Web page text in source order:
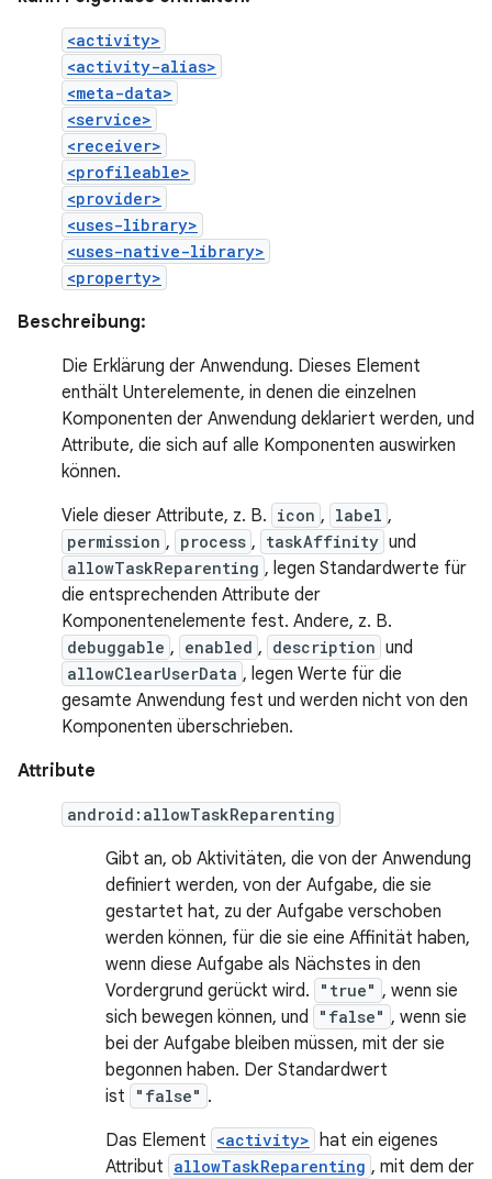
<activity>
<activity-alias>
<meta-data>
<service>
<receiver>
<profileable>
<provider>
<uses-library>
<uses-native-library>
<property>
Beschreibung:
Die Erklärung der Anwendung. Dieses Element
enthält Unterelemente, in denen die einzelnen
Komponenten der Anwendung deklariert werden, und
Attribute, die sich auf alle Komponenten auswirken
können.
Viele dieser Attribute, z. B. icon , label ,
permission , process , taskAffinity und
allowTaskReparenting , legen Standardwerte für
die entsprechenden Attribute der
Komponentenelemente fest. Andere, z. B.
debuggable , enabled , description und
allowClearUserData , legen Werte für die
gesamte Anwendung fest und werden nicht von den
Komponenten überschrieben.
Attribute
android:allowTaskReparenting
Gibt an, ob Aktivitäten, die von der Anwendung
definiert werden, von der Aufgabe, die sie
gestartet hat, zu der Aufgabe verschoben
werden können, für die sie eine Affinität haben,
wenn diese Aufgabe als Nächstes in den
Vordergrund gerückt wird.
"true" , wenn sie
sich bewegen können, und
"false" , wenn sie
bei der Aufgabe bleiben müssen, mit der sie
begonnen haben. Der Standardwert
ist
"false" .
Das Element <activity> hat ein eigenes
Attribut allowTaskReparenting , mit dem der